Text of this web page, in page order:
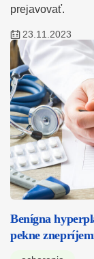
prejavovať.
23.11.2023
Benígna
pekne